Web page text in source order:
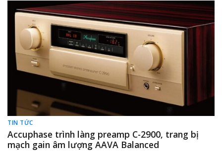
TIN TỨC
Accuphase trình làng preamp C-2900, trang bị
mạch gain âm lượng AAVA Balanced